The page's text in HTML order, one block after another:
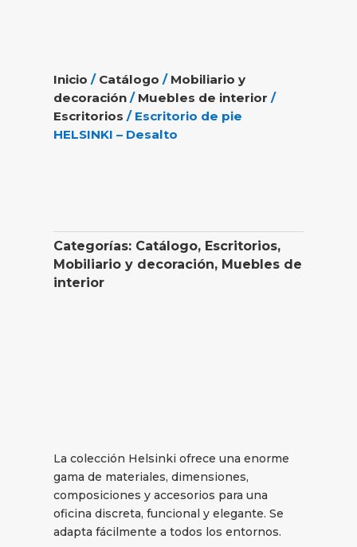
Inicio / Catálogo / Mobiliario y
decoración / Muebles de interior /
Escritorios / Escritorio de pie
HELSINKI – Desalto
Categorías: Catálogo, Escritorios,
Mobiliario y decoración, Muebles de
interior
La colección Helsinki ofrece una enorme
gama de materiales, dimensiones,
composiciones y accesorios para una
oficina discreta, funcional y elegante. Se
adapta fácilmente a todos los entornos.